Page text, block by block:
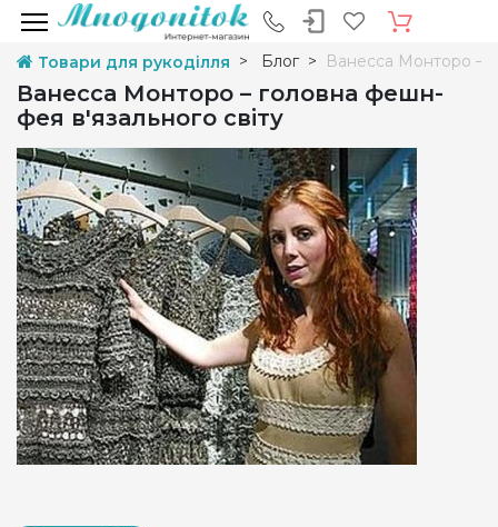
Товари для рукоділля Блог Ванесса Монторо –
Ванесса Монторо – головна фешн-
фея в'язального світу